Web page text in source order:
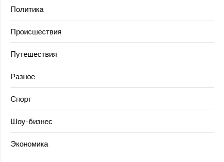
Политика
Происшествия
Путешествия
Разное
Спорт
Шоу-бизнес
Экономика